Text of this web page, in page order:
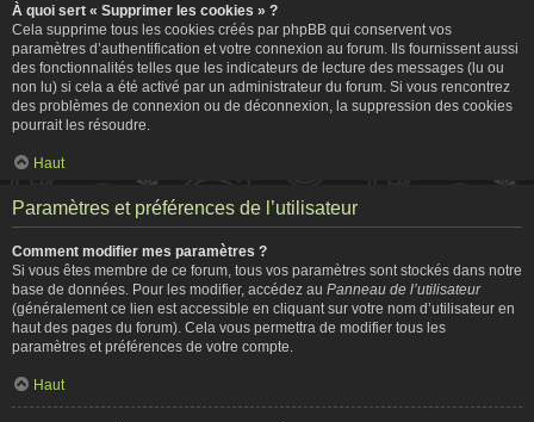
À quoi sert « Supprimer les cookies » ?
Cela supprime tous les cookies créés par phpBB qui conservent vos
paramètres d’authentification et votre connexion au forum. Ils fournissent aussi
des fonctionnalités telles que les indicateurs de lecture des messages (lu ou
non lu) si cela a été activé par un administrateur du forum. Si vous rencontrez
des problèmes de connexion ou de déconnexion, la suppression des cookies
pourrait les résoudre.
Haut
Paramètres et préférences de l’utilisateur
Comment modifier mes paramètres ?
Si vous êtes membre de ce forum, tous vos paramètres sont stockés dans notre
base de données. Pour les modifier, accédez au Panneau de l’utilisateur
(généralement ce lien est accessible en cliquant sur votre nom d’utilisateur en
haut des pages du forum). Cela vous permettra de modifier tous les
paramètres et préférences de votre compte.
Haut